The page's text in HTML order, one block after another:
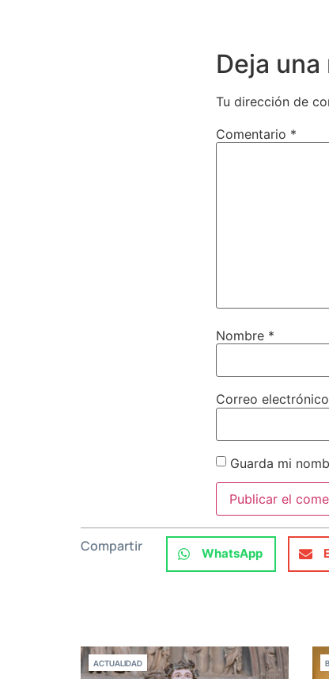
Deja
Tu dirección de
Comentario *
Nombre *
Correo electrónico
Guarda mi
Compartir WhatsApp
ACTUALIDAD